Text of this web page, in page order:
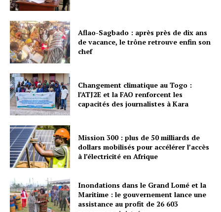
Aflao-Sagbado : après près de dix ans
de vacance, le trône retrouve enfin son
chef
Changement climatique au Togo :
l’ATJ2E et la FAO renforcent les
capacités des journalistes à Kara
Mission 300 : plus de 50 milliards de
dollars mobilisés pour accélérer l’accès
à l’électricité en Afrique
Inondations dans le Grand Lomé et la
Maritime : le gouvernement lance une
assistance au profit de 26 603